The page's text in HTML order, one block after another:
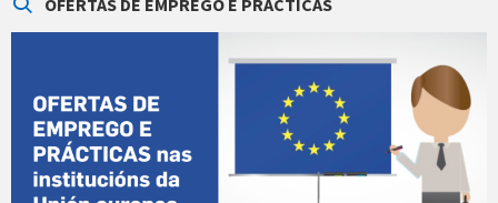
OFERTAS DE EMPREGO E PRÁCTICAS